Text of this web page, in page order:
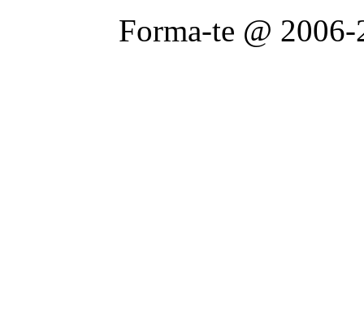
Forma-te @